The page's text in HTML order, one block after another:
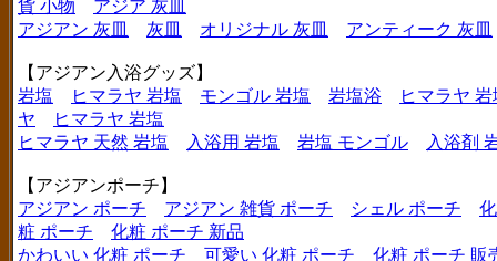
貨 小物
アジア 灰皿
アジアン 灰皿
灰皿 オリジナル 灰皿 アンティーク 灰皿
【アジアン入浴グッズ】
岩塩
ヒマラヤ 岩塩 モンゴル 岩塩 岩塩浴
ヒマラヤ
ヤ
ヒマラヤ 岩塩
ヒマラヤ 天然 岩塩
入浴用 岩塩 岩塩 モンゴル 入浴剤
【アジアンポーチ】
アジアン ポーチ
アジアン 雑貨 ポーチ シェル ポーチ
粧 ポーチ
化粧 ポーチ 新品
かわいい 化粧 ポーチ
可愛い 化粧 ポーチ 化粧 ポーチ 販